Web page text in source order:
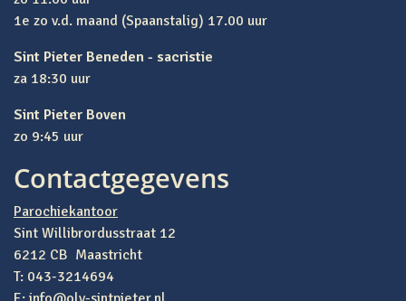
1e zo v.d. maand (Spaanstalig) 17.00 uur
Sint Pieter Beneden - sacristie
za 18:30 uur
Sint Pieter Boven
zo 9:45 uur
Contactgegevens
Parochiekantoor
Sint Willibrordusstraat 12
6212 CB Maastricht
T: 043-3214694